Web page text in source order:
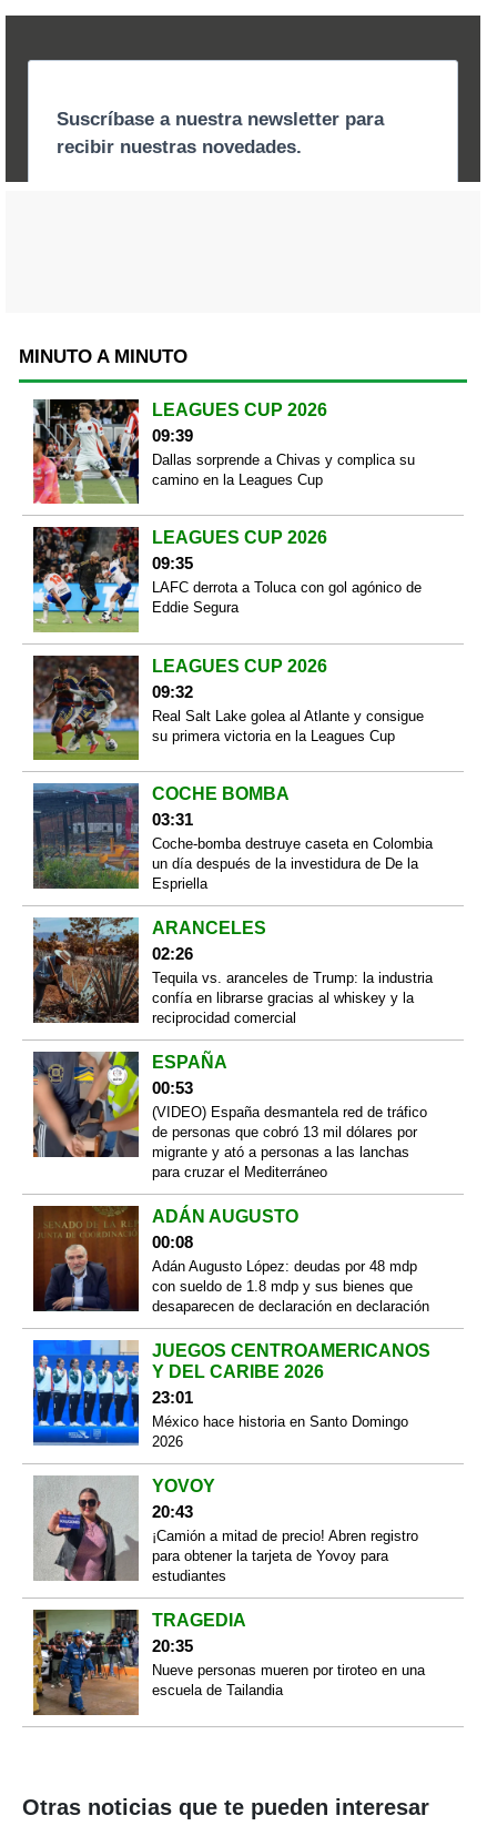
MINUTO A MINUTO
LEAGUES CUP 2026
09:39
Dallas sorprende a Chivas y complica su
camino en la Leagues Cup
LEAGUES CUP 2026
09:35
LAFC derrota a Toluca con gol agónico de
Eddie Segura
LEAGUES CUP 2026
09:32
Real Salt Lake golea al Atlante y consigue
su primera victoria en la Leagues Cup
COCHE BOMBA
03:31
Coche-bomba destruye caseta en Colombia
un día después de la investidura de De la
Espriella
ARANCELES
02:26
Tequila vs. aranceles de Trump: la industria
confía en librarse gracias al whiskey y la
reciprocidad comercial
ESPAÑA
00:53
(VIDEO) España desmantela red de tráfico
de personas que cobró 13 mil dólares por
migrante y ató a personas a las lanchas
para cruzar el Mediterráneo
ADÁN AUGUSTO
00:08
Adán Augusto López: deudas por 48 mdp
con sueldo de 1.8 mdp y sus bienes que
desaparecen de declaración en declaración
JUEGOS CENTROAMERICANOS
Y DEL CARIBE 2026
23:01
México hace historia en Santo Domingo
2026
YOVOY
20:43
¡Camión a mitad de precio! Abren registro
para obtener la tarjeta de Yovoy para
estudiantes
TRAGEDIA
20:35
Nueve personas mueren por tiroteo en una
escuela de Tailandia
Otras noticias que te pueden interesar